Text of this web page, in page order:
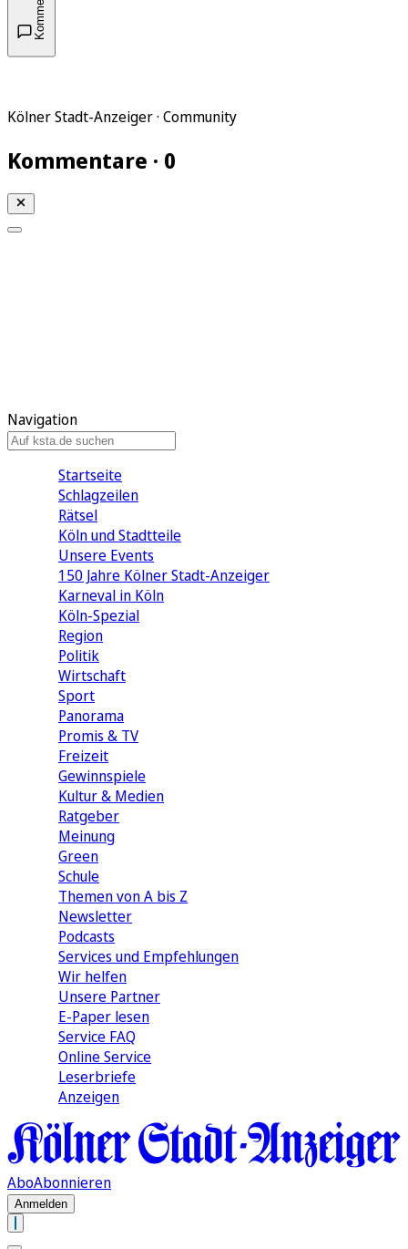
Kölner Stadt-Anzeiger · Community
Kommentare · 0
Navigation
Startseite
Schlagzeilen
Rätsel
Köln und Stadtteile
Unsere Events
150 Jahre Kölner Stadt-Anzeiger
Karneval in Köln
Köln-Spezial
Region
Politik
Wirtschaft
Sport
Panorama
Promis & TV
Freizeit
Gewinnspiele
Kultur & Medien
Ratgeber
Meinung
Green
Schule
Themen von A bis Z
Newsletter
Podcasts
Services und Empfehlungen
Wir helfen
Unsere Partner
E-Paper lesen
Service FAQ
Online Service
Leserbriefe
Anzeigen
AboAbonnieren
Anmelden